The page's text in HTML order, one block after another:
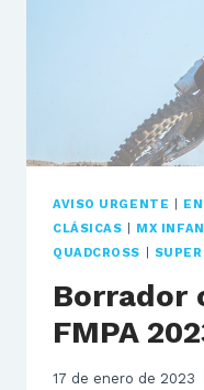
AVISO URGENTE
CLÁSICAS
MX
QUADCROSS
Borrador
FMPA
17 de enero de 2023